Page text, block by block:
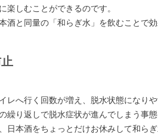
楽しむことができるのです。
酒と同量の「和らぎ水」を飲むことで
レへ行く回数が増え、脱水状態になり
繰り返しで脱水症状が進んでしまう事
日本酒をちょっとだけお休みして和ら